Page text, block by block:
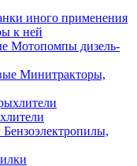
иного применения
к ней
Мотопомпы дизель-
Минитракторы,
Бензоэлектропилы,